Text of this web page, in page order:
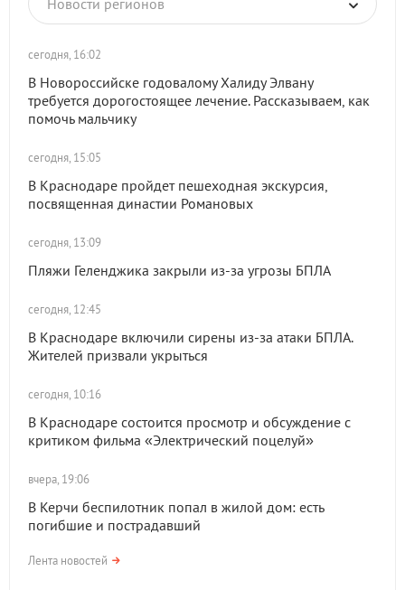
Новости регионов
сегодня, 16:02
В Новороссийске годовалому Халиду Элвану
требуется дорогостоящее лечение. Рассказываем, как
помочь мальчику
сегодня, 15:05
В Краснодаре пройдет пешеходная экскурсия,
посвященная династии Романовых
сегодня, 13:09
Пляжи Геленджика закрыли из-за угрозы БПЛА
сегодня, 12:45
В Краснодаре включили сирены из-за атаки БПЛА.
Жителей призвали укрыться
сегодня, 10:16
В Краснодаре состоится просмотр и обсуждение с
критиком фильма «Электрический поцелуй»
вчера, 19:06
В Керчи беспилотник попал в жилой дом: есть
погибшие и пострадавший
Лента новостей